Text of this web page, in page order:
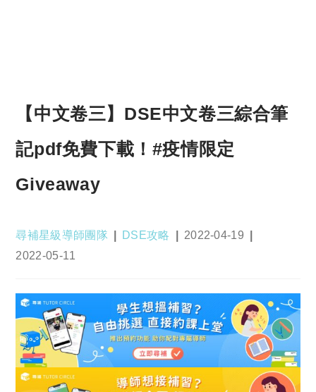
【中文卷三】DSE中文卷三綜合筆
記pdf免費下載！#疫情限定
Giveaway
Post
尋補星級導師團隊
Post
DSE攻略
Post
2022-04-19
Post
2022-05-11